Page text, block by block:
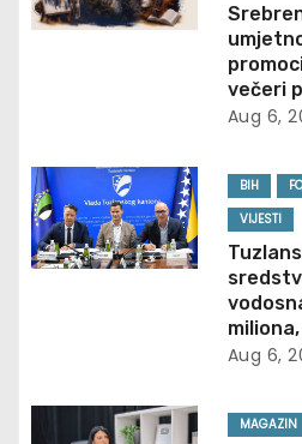
v
a
t
i
večeri
Aug 6,
BIH
VIJESTI
Aug 6,
MAGAZIN